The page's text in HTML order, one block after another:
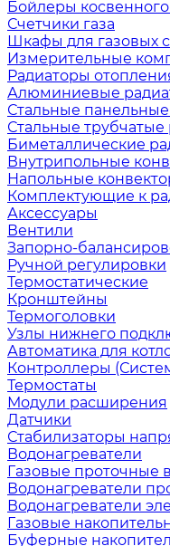
Бойлеры косвенного
Счетчики газа
Шкафы для газовых
Измерительные
Радиаторы
Алюминиевые
Стальные
Стальные трубчатые
Биметаллические
Внутрипольные
Напольные
Комплектующие к
Аксессуары
Вентили
Запорно-
Ручной регулировки
Термостатические
Кронштейны
Термоголовки
Узлы нижнего
Автоматика для
Контроллеры
Термостаты
Модули расширения
Датчики
Стабилизаторы
Водонагреватели
Газовые проточные
Водонагреватели
Водонагреватели
Газовые
Буферные